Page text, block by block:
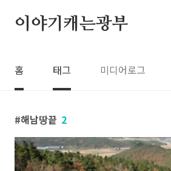
이야기캐는광부
홈 태그 미디어로그
해남땅끝 2